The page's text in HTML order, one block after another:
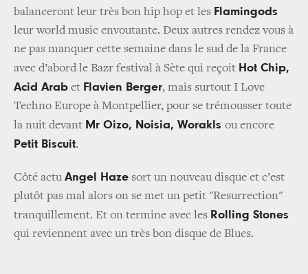
balanceront leur très bon hip hop et les Flamingods
leur world music envoutante. Deux autres rendez vous à
ne pas manquer cette semaine dans le sud de la France
avec d’abord le Bazr festival à Sète qui reçoit Hot Chip,
Acid Arab et Flavien Berger, mais surtout I Love
Techno Europe à Montpellier, pour se trémousser toute
la nuit devant Mr Oizo, Noisia, Worakls ou encore
Petit Biscuit.
Côté actu Angel Haze sort un nouveau disque et c’est
plutôt pas mal alors on se met un petit "Resurrection"
tranquillement. Et on termine avec les Rolling Stones
qui reviennent avec un très bon disque de Blues.